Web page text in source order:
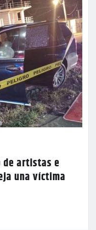
de artistas e
una víctima